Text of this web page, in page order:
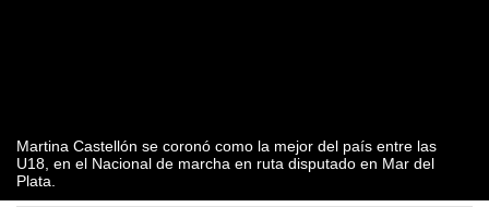
Martina Castellón se coronó como la mejor del país entre las
U18, en el Nacional de marcha en ruta disputado en Mar del
Plata.